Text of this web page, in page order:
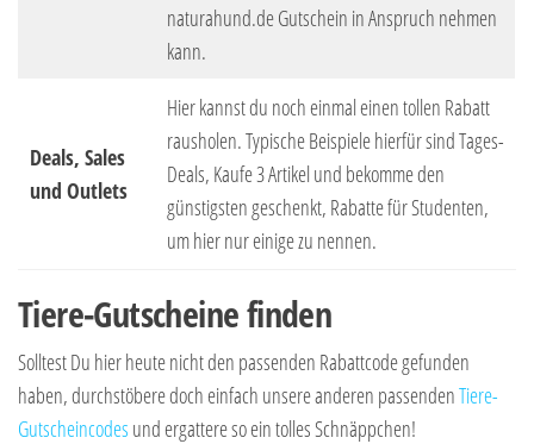
naturahund.de Gutschein in Anspruch nehmen
kann.
Deals, Sales
und Outlets
Hier kannst du noch einmal einen tollen Rabatt
rausholen. Typische Beispiele hierfür sind Tages-
Deals, Kaufe 3 Artikel und bekomme den
günstigsten geschenkt, Rabatte für Studenten,
um hier nur einige zu nennen.
Tiere-Gutscheine finden
Solltest Du hier heute nicht den passenden Rabattcode gefunden
haben, durchstöbere doch einfach unsere anderen passendenTiere-
Gutscheincodes und ergattere so ein tolles Schnäppchen!